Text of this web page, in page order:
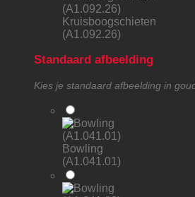
Kruisboogschieten
(A1.092.26)
Standaard afbeelding
Kies je standaard afbeelding in
Bowling
(A1.041.01)